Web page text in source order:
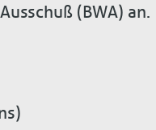
(BWA) an.